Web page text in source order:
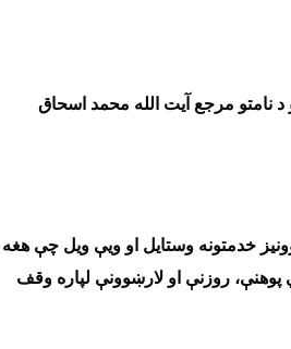
نامتو مرجع آیت الله محمد اسحاق
خدمتونه وستایل او ویې ویل چې هغه
روزنې او لارښوونې لپاره وقف